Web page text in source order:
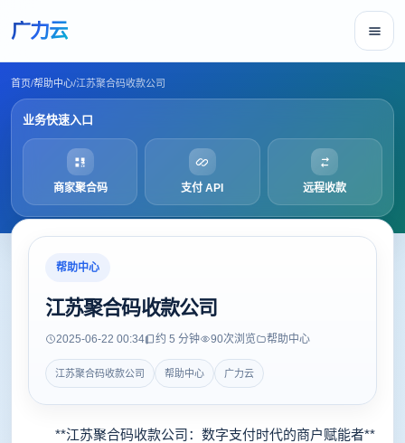
广力云
首页/帮助中心/江苏聚合码收款公司
业务快速入口
商家聚合码 支付 API 远程收款
帮助中心
江苏聚合码收款公司
2025-06-22 00:34 约 5 分钟 90次浏览 帮助中心
江苏聚合码收款公司 帮助中心 广力云
**江苏聚合码收款公司：数字支付时代的商户赋能者**